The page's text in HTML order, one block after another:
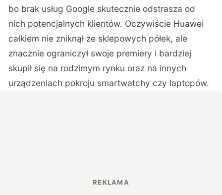
bo brak usług Google skutecznie odstrasza od
nich potencjalnych klientów. Oczywiście Huawei
całkiem nie zniknął ze sklepowych półek, ale
znacznie ograniczył swoje premiery i bardziej
skupił się na rodzimym rynku oraz na innych
urządzeniach pokroju smartwatchy czy laptopów.